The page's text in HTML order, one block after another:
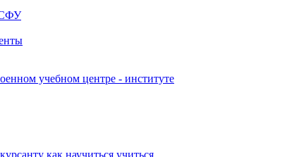
СФУ
учебном центре - институте
как научиться учиться